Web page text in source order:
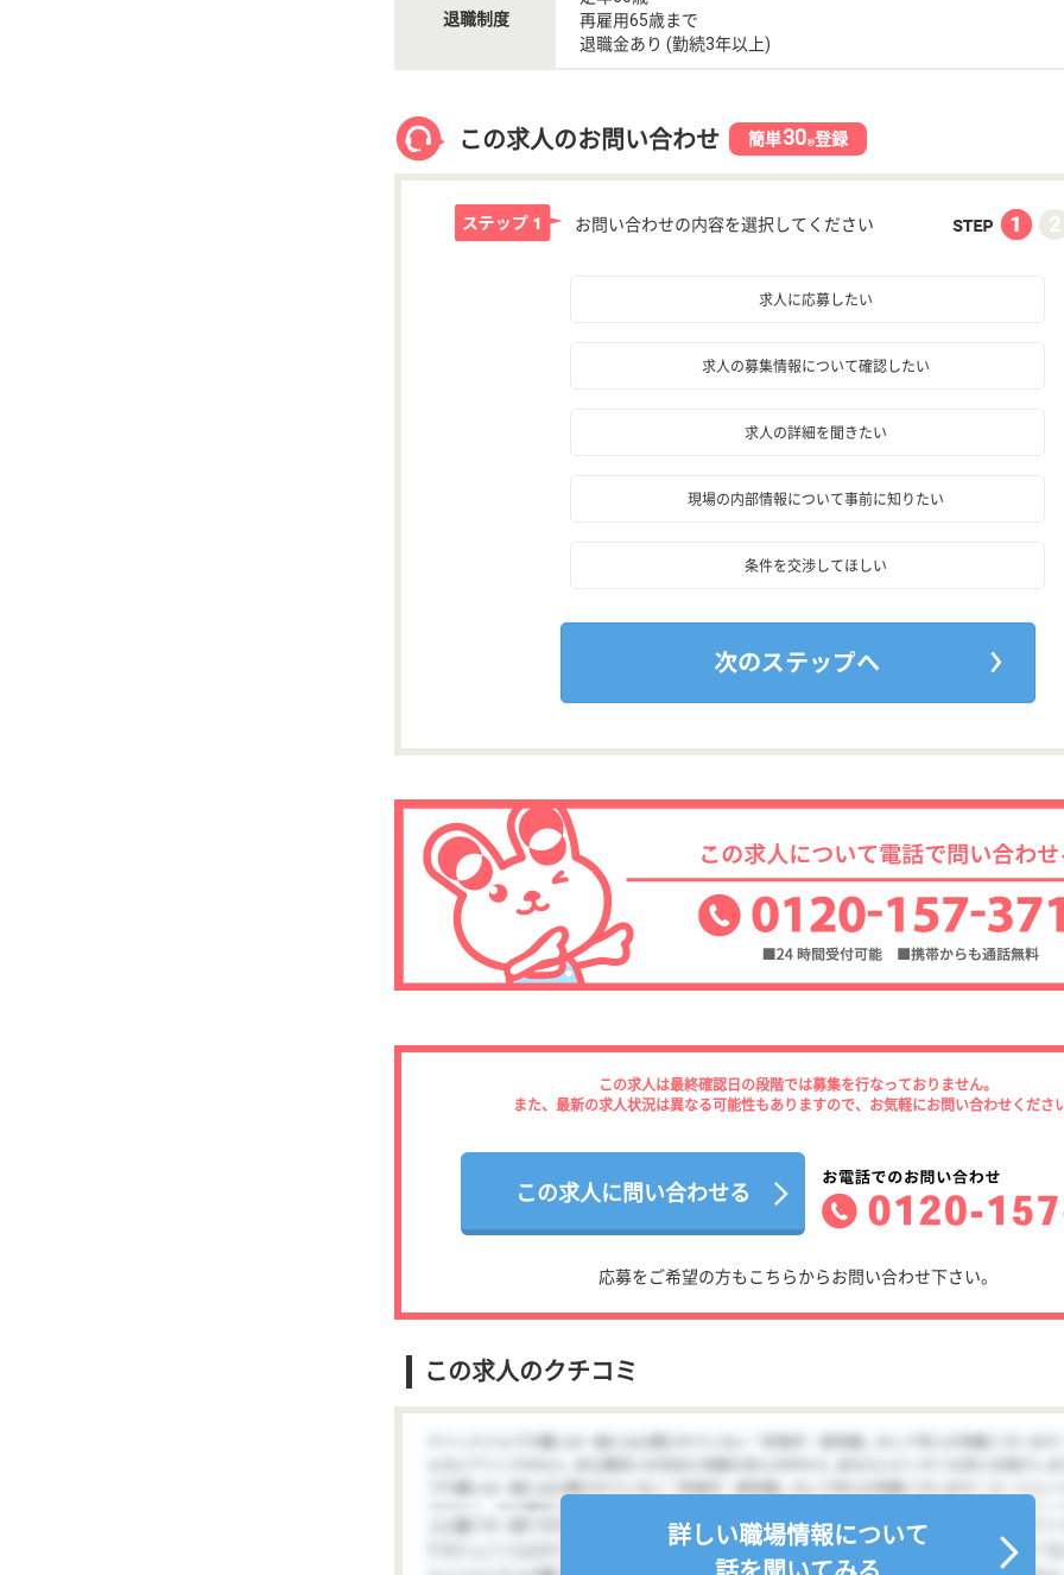
退職制度
再雇用65歳まで
退職金あり (勤続3年以上)
この求人のお問い合わせ 簡単30秒登録
お問い合わせの内容を選択してください
求人に応募したい
求人の募集情報について確認したい
求人の詳細を聞きたい
現場の内部情報について事前に知りたい
条件を交渉してほしい
この求人は最終確認日の段階では募集を行なっておりません。
また、最新の求人状況は異なる可能性もありますので、お気軽にお問い合わせくださ
この求人に問い合わせる
応募をご希望の方もこちらからお問い合わせ下さい。
この求人のクチコミ
詳しい職場情報について